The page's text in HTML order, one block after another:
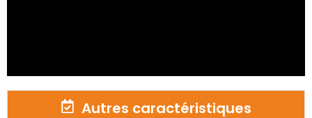
Autres caractéristiques